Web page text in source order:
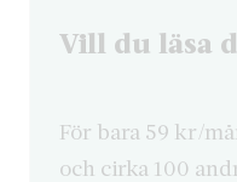
Vill du läsa
För bara 59 kr/
och cirka 100